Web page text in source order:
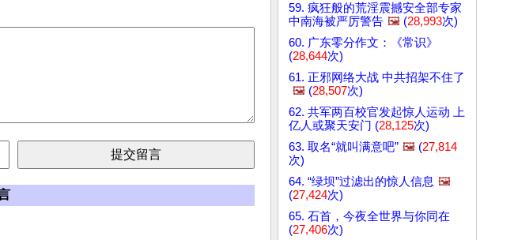
59. 疯狂般的荒淫震撼安全部专家
中南海被严厉警告 🖼️ (28,993次)
60. 广东零分作文：《常识》
(28,644次)
61. 正邪网络大战 中共招架不住了
🖼️ (28,507次)
62. 共军两百校官发起惊人运动 上
亿人或聚天安门 (28,125次)
63. 取名“就叫满意吧” 🖼️ (27,814
次)
64. “绿坝”过滤出的惊人信息 🖼️
(27,424次)
65. 石首，今夜全世界与你同在
(27,406次)